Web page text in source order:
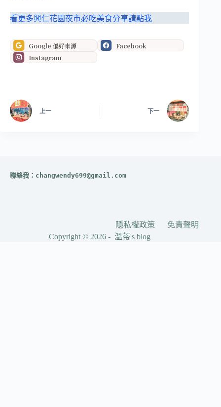
看更多興仁花園夜市必吃美食分享請點我
Google 偏好來源
Facebook
Instagram
上一 下一
聯絡我： changwendy699@gmail.com
隱私權政策
免責聲明
Copyright © 2026 - 溫蒂's blog